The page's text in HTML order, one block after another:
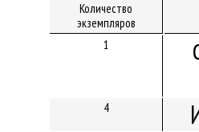
Количество
экземпляров
1
4